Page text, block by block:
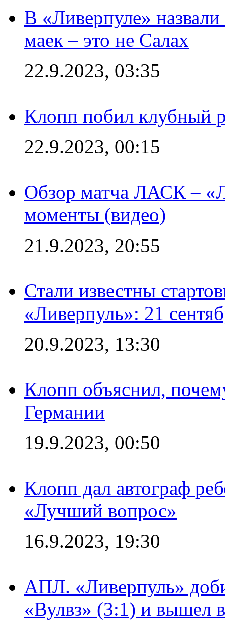
В «Ливерпуле»
маек – это не Салах
22.9.2023, 03:35
Клопп побил клубный
22.9.2023, 00:15
Обзор матча ЛАСК –
моменты (видео)
21.9.2023, 20:55
Стали известны
«Ливерпуль»: 21
20.9.2023, 13:30
Клопп объяснил,
Германии
19.9.2023, 00:50
Клопп дал автограф
«Лучший вопрос»
16.9.2023, 19:30
АПЛ. «Ливерпуль»
«Вулвз» (3:1) и вышел